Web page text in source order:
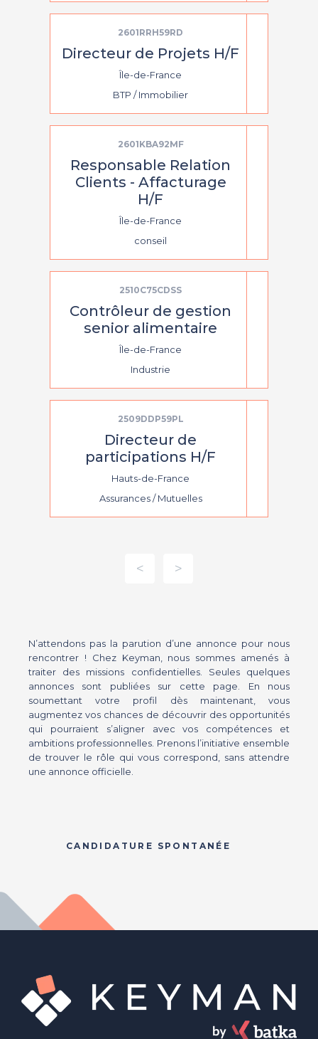
2601RRH59RD
Directeur de Projets H/F
Île-de-France
BTP / Immobilier
2601KBA92MF
Responsable Relation
Clients - Affacturage
H/F
Île-de-France
conseil
2510C75CDSS
Contrôleur de gestion
senior alimentaire
Île-de-France
Industrie
2509DDP59PL
Directeur de
participations H/F
Hauts-de-France
Assurances / Mutuelles
< >
N’attendons pas la parution d’une annonce pour nous
rencontrer ! Chez Keyman, nous sommes amenés à
traiter des missions confidentielles. Seules quelques
annonces sont publiées sur cette page. En nous
soumettant votre profil dès maintenant, vous
augmentez vos chances de découvrir des opportunités
qui pourraient s’aligner avec vos compétences et
ambitions professionnelles. Prenons l’initiative ensemble
de trouver le rôle qui vous correspond, sans attendre
une annonce officielle.
CANDIDATURE SPONTANÉE